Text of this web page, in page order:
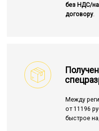
без НДС/
договору.
Между
от 11196
быстрое